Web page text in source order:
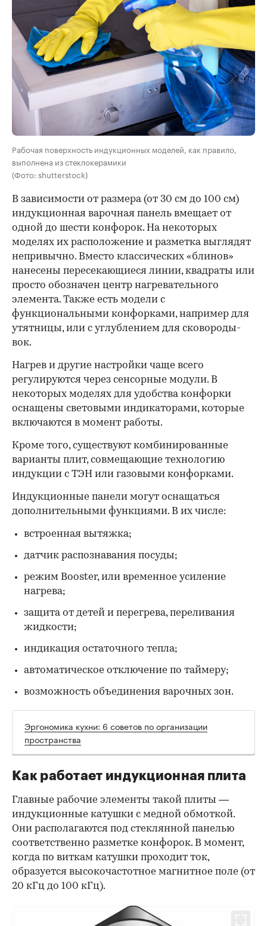
Рабочая поверхность индукционных моделей, как правило,
выполнена из стеклокерамики
(Фото: shutterstock)
В зависимости от размера (от 30 см до 100 см)
индукционная варочная панель вмещает от
одной до шести конфорок. На некоторых
моделях их расположение и разметка выглядят
непривычно. Вместо классических «блинов»
нанесены пересекающиеся линии, квадраты или
просто обозначен центр нагревательного
элемента. Также есть модели с
функциональными конфорками, например для
утятницы, или с углублением для сковороды-
вок.
Нагрев и другие настройки чаще всего
регулируются через сенсорные модули. В
некоторых моделях для удобства конфорки
оснащены световыми индикаторами, которые
включаются в момент работы.
Кроме того, существуют комбинированные
варианты плит, совмещающие технологию
индукции с ТЭН или газовыми конфорками.
Индукционные панели могут оснащаться
дополнительными функциями. В их числе:
встроенная вытяжка;
датчик распознавания посуды;
режим Booster, или временное усиление
нагрева;
защита от детей и перегрева, переливания
жидкости;
индикация остаточного тепла;
автоматическое отключение по таймеру;
возможность объединения варочных зон.
Эргономика кухни: 6 советов по организации
пространства
Как работает индукционная плита
Главные рабочие элементы такой плиты —
индукционные катушки с медной обмоткой.
Они располагаются под стеклянной панелью
соответственно разметке конфорок. В момент,
когда по виткам катушки проходит ток,
образуется высокочастотное магнитное поле (от
20 кГц до 100 кГц).